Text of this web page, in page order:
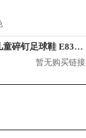
匹克 儿童碎钉足球鞋 E83330F
暂无购买链接